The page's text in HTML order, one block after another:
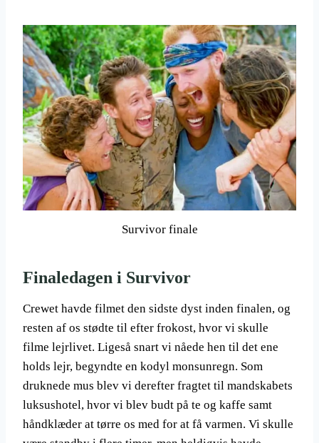
Survivor finale
Finaledagen i Survivor
Crewet havde filmet den sidste dyst inden finalen, og
resten af os stødte til efter frokost, hvor vi skulle
filme lejrlivet. Ligeså snart vi nåede hen til det ene
holds lejr, begyndte en kodyl monsunregn. Som
druknede mus blev vi derefter fragtet til mandskabets
luksushotel, hvor vi blev budt på te og kaffe samt
håndklæder at tørre os med for at få varmen. Vi skulle